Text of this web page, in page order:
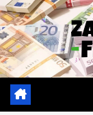
Skip
to
content